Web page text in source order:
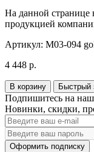
На данной странице
продукцией
Артикул: M03-094
4 448 р.
В корзину Быстрый
Подпишитесь на
Новинки, скидки,
Оформить подписку